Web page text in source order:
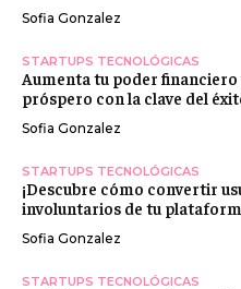
Sofia Gonzalez
STARTUPS TECNOLÓGICAS
Aumenta tu poder
próspero con la clave del
Sofia Gonzalez
STARTUPS TECNOLÓGICAS
¡Descubre cómo convertir
involuntarios de tu
Sofia Gonzalez
STARTUPS TECNOLÓGICAS